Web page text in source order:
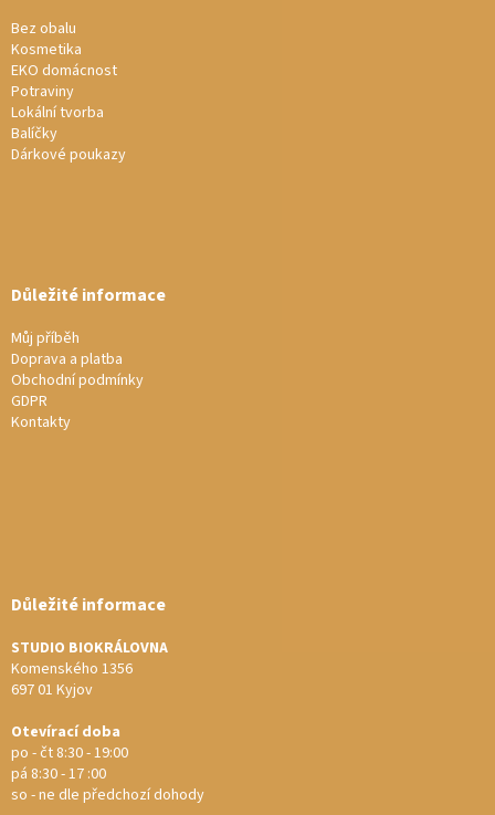
Bez obalu
Kosmetika
EKO domácnost
Potraviny
Lokální tvorba
Balíčky
Dárkové poukazy
Důležité informace
Můj příběh
Doprava a platba
Obchodní podmínky
GDPR
Kontakty
Důležité informace
STUDIO BIOKRÁLOVNA
Komenského 1356
697 01 Kyjov
Otevírací doba
po - čt 8:30 - 19:00
pá 8:30 - 17 :00
so - ne dle předchozí dohody